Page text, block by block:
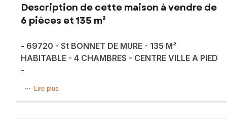
Description de cette maison à vendre de
6 pièces et 135 m²
- 69720 - St BONNET DE MURE - 135 M²
HABITABLE - 4 CHAMBRES - CENTRE VILLE A PIED
-
St-BONNET-DE-MURE - 69720 - Maison de construction
transports, A 43, AÉROPORT St EX, SNCF PART DIEU,
Lire plus